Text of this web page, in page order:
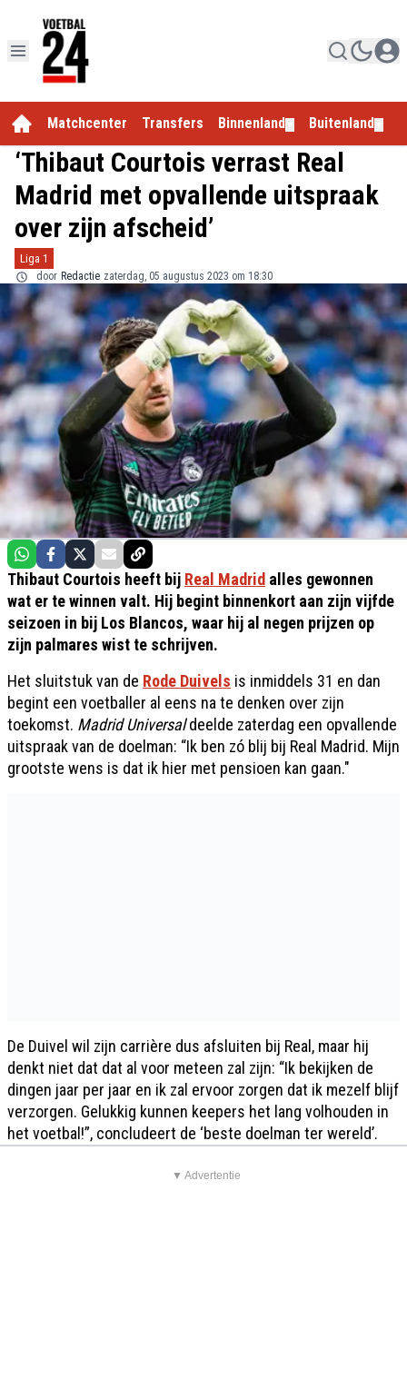
Matchcenter Transfers Binnenland Buitenland
‘Thibaut Courtois verrast Real
Madrid met opvallende uitspraak
over zijn afscheid’
Liga 1
door Redactie zaterdag, 05 augustus 2023 om 18:30
Thibaut Courtois heeft bij Real Madrid alles gewonnen
wat er te winnen valt. Hij begint binnenkort aan zijn vijfde
seizoen in bij Los Blancos, waar hij al negen prijzen op
zijn palmares wist te schrijven.
Het sluitstuk van de Rode Duivels is inmiddels 31 en dan
begint een voetballer al eens na te denken over zijn
toekomst. Madrid Universaldeelde zaterdag een opvallende
uitspraak van de doelman: “Ik ben zó blij bij Real Madrid. Mijn
grootste wens is dat ik hier met pensioen kan gaan."
De Duivel wil zijn carrière dus afsluiten bij Real, maar hij
denkt niet dat dat al voor meteen zal zijn: “Ik bekijken de
dingen jaar per jaar en ik zal ervoor zorgen dat ik mezelf blijf
verzorgen. Gelukkig kunnen keepers het lang volhouden in
het voetbal!”, concludeert de ‘beste doelman ter wereld’.
▼ Advertentie